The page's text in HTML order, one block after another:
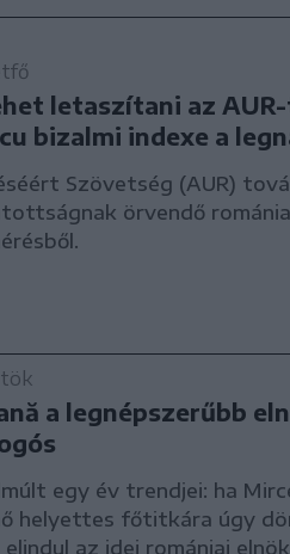
letaszítani az
bizalmi indexe a
Szövetség (AUR)
örvendő
a legnépszerűbb
egy év trendjei: ha
helyettes főtitkára úgy
az idei romániai